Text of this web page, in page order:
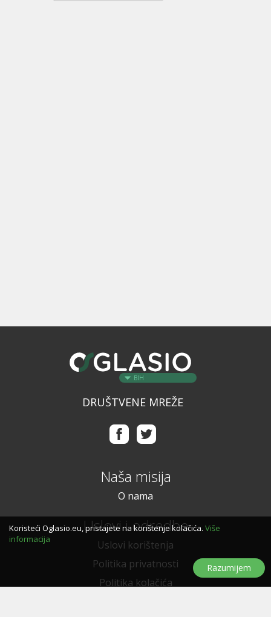
BIH
DRUŠTVENE MREŽE
Naša misija
O nama
Uslovi i odredbe
Uslovi korištenja
Politika privatnosti
Politika kolačića
Koristeći Oglasio.eu, pristajete na korištenje kolačića. Više
informacija
Razumijem